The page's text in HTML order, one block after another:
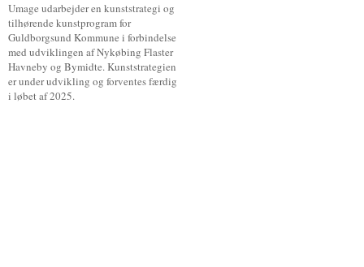
Umage udarbejder en kunststrategi og
tilhørende kunstprogram for
Guldborgsund Kommune i forbindelse
med udviklingen af Nykøbing Flaster
Havneby og Bymidte. Kunststrategien
er under udvikling og forventes færdig
i løbet af 2025.